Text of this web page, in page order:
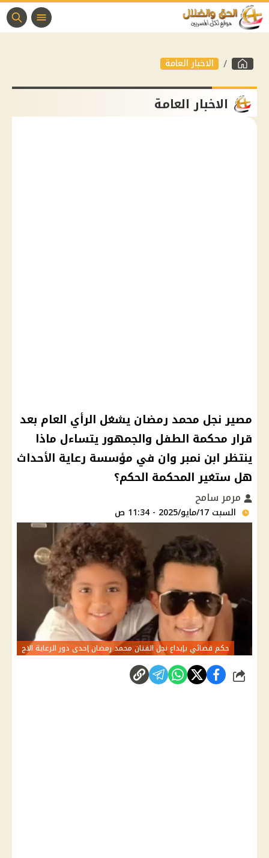
الاخبار العامة
الاخبار العامة
مصير نجل محمد رمضان يشغل الرأي العام بعد
قرار محكمة الطفل والجمهور يتساءل ماذا
ينتظر ابن نمبر وان في مؤسسة رعاية الأحداث
هل ستغير المحكمة الحكم؟
مرمر سامح
السبت 17/مايو/2025 - 11:34 ص
حكم قضائي بإيداع نجل الفنان محمد رمضان إحدى دور الرعاية الاج
شارك